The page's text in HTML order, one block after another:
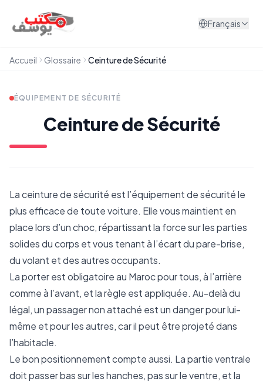
Français
Accueil Glossaire Ceinture de Sécurité
ÉQUIPEMENT DE SÉCURITÉ
Ceinture de Sécurité
La ceinture de sécurité est l’équipement de sécurité le
plus efficace de toute voiture. Elle vous maintient en
place lors d’un choc, répartissant la force sur les parties
solides du corps et vous tenant à l’écart du pare-brise,
du volant et des autres occupants.
La porter est obligatoire au Maroc pour tous, à l’arrière
comme à l’avant, et la règle est appliquée. Au-delà du
légal, un passager non attaché est un danger pour lui-
même et pour les autres, car il peut être projeté dans
l’habitacle.
Le bon positionnement compte aussi. La partie ventrale
doit passer bas sur les hanches, pas sur le ventre, et la